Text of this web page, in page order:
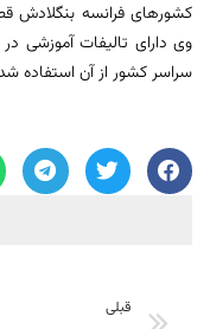
کشورهای فرانسه بنگلادش
وی دارای تالیفات آموزشی
سراسر کشور از آن استفاده شده و ١٣ بار تجدید چاپ
قبلی